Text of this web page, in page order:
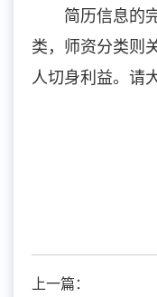
简历信息的
类，师资分类则
人切身利益。请
上一篇：